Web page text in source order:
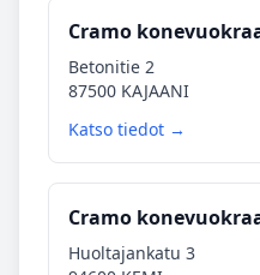
Cramo
Betonitie 2
87500 KAJAANI
Katso tiedot →
Cramo
Huoltajankatu 3